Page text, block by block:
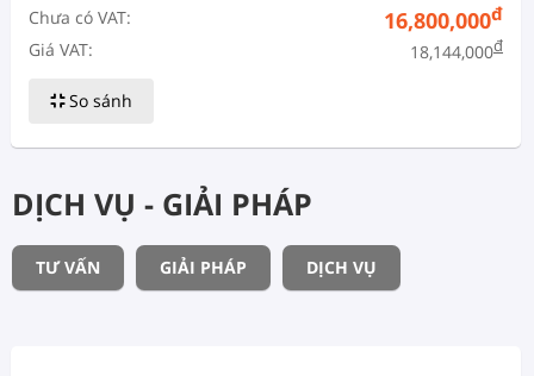
Chưa có VAT: 16,800,000đ
Giá VAT: 18,144,000đ
So sánh
DỊCH VỤ - GIẢI PHÁP
TƯ VẤN GIẢI PHÁP DỊCH VỤ